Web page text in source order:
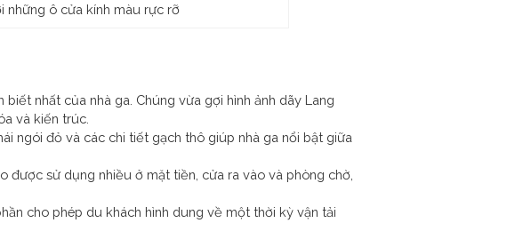
những ô cửa kính màu rực rỡ
nhất của nhà ga. Chúng vừa gợi hình ảnh dãy Lang
và kiến trúc.
ngói đỏ và các chi tiết gạch thô giúp nhà ga nổi bật giữa
được sử dụng nhiều ở mặt tiền, cửa ra vào và phòng chờ,
cho phép du khách hình dung về một thời kỳ vận tải